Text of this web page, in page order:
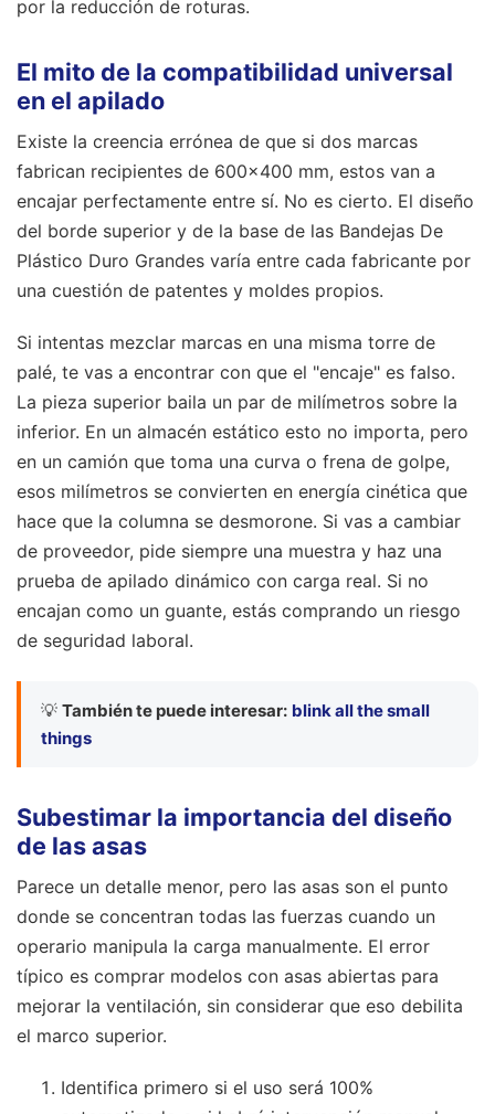
por la reducción de roturas.
El mito de la compatibilidad universal
en el apilado
Existe la creencia errónea de que si dos marcas
fabrican recipientes de 600x400 mm, estos van a
encajar perfectamente entre sí. No es cierto. El diseño
del borde superior y de la base de las Bandejas De
Plástico Duro Grandes varía entre cada fabricante por
una cuestión de patentes y moldes propios.
Si intentas mezclar marcas en una misma torre de
palé, te vas a encontrar con que el "encaje" es falso.
La pieza superior baila un par de milímetros sobre la
inferior. En un almacén estático esto no importa, pero
en un camión que toma una curva o frena de golpe,
esos milímetros se convierten en energía cinética que
hace que la columna se desmorone. Si vas a cambiar
de proveedor, pide siempre una muestra y haz una
prueba de apilado dinámico con carga real. Si no
encajan como un guante, estás comprando un riesgo
de seguridad laboral.
💡 También te puede interesar: blink all the small
things
Subestimar la importancia del diseño
de las asas
Parece un detalle menor, pero las asas son el punto
donde se concentran todas las fuerzas cuando un
operario manipula la carga manualmente. El error
típico es comprar modelos con asas abiertas para
mejorar la ventilación, sin considerar que eso debilita
el marco superior.
Identifica primero si el uso será 100%